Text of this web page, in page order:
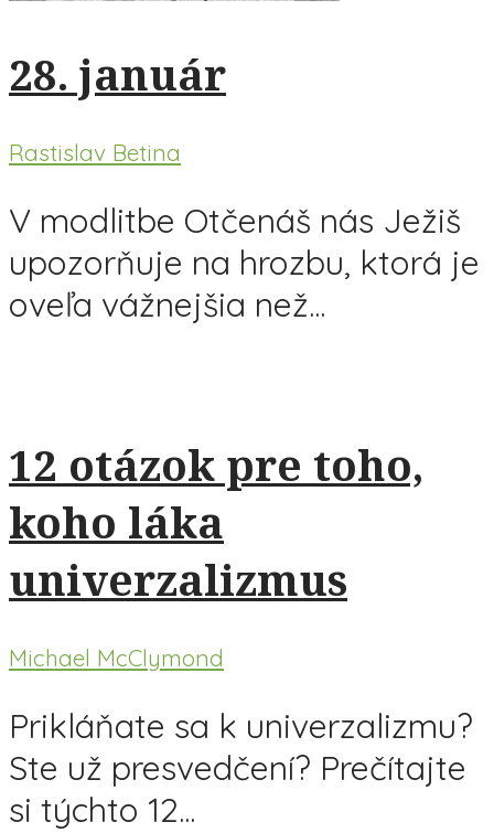
28. január
Rastislav Betina
V modlitbe Otčenáš nás Ježiš
upozorňuje na hrozbu, ktorá je
oveľa vážnejšia než...
12 otázok pre toho,
koho láka
univerzalizmus
Michael McClymond
Prikláňate sa k univerzalizmu?
Ste už presvedčení? Prečítajte
si týchto 12...